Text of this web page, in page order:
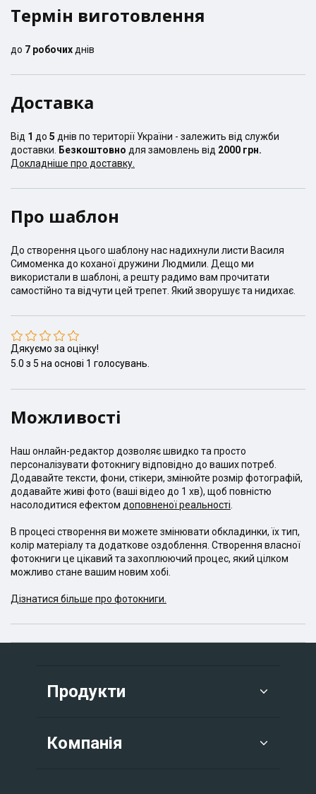
Термін виготовлення
до 7 робочих днів
Доставка
Від 1 до 5 днів по території України - залежить від служби
доставки.
Безкоштовно для замовлень від 2000 грн.
Докладніше про доставку.
Про шаблон
До створення цього шаблону нас надихнули листи Василя
Симоменка до коханої дружини Людмили. Дещо ми
використали в шаблоні, а решту радимо вам прочитати
самостійно та відчути цей трепет. Який зворушує та нидихає.
Дякуємо за оцінку!
5.0 з 5 на основі 1 голосувань.
Можливості
Наш онлайн-редактор дозволяє швидко та просто
персоналізувати фотокнигу відповідно до ваших потреб.
Додавайте тексти, фони, стікери, змінюйте розмір фотографій,
додавайте живі фото (ваші відео до 1 хв), щоб повністю
насолодитися ефектом доповненої реальності
В процесі створення ви можете змінювати обкладинки, їх тип,
колір матеріалу та додаткове оздоблення. Створення власної
фотокниги це цікавий та захоплюючий процес, який цілком
можливо стане вашим новим хобі.
Дізнатися більше про фотокниги.
Продукти
Компанія